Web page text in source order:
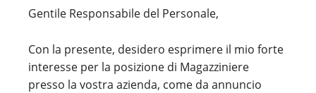
Gentile Responsabile del Personale,
Con la presente, desidero esprimere il mio forte
interesse per la posizione di Magazziniere
presso la vostra azienda, come da annuncio